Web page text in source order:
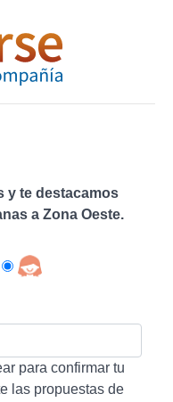
y te destacamos
a Zona Oeste.
para confirmar tu
las propuestas de